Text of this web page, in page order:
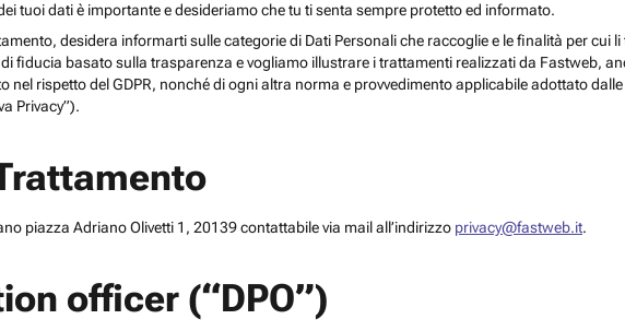
tuoi dati è importante e desideriamo che tu ti senta sempre protetto ed informato.
desidera informarti sulle categorie di Dati Personali che raccoglie e le finalità per
fiducia basato sulla trasparenza e vogliamo illustrare i trattamenti realizzati da Fastweb,
nel rispetto del GDPR, nonché di ogni altra norma e provvedimento applicabile adottato
Privacy”).
piazza Adriano Olivetti 1, 20139 contattabile via mail all’indirizzo privacy@fastweb.it.
officer (“DPO”)